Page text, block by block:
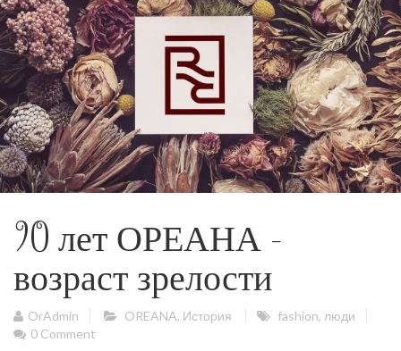
90 лет ОРЕАНА –
возраст зрелости
OrAdmin OREANA, История fashion, люди
0 Comment